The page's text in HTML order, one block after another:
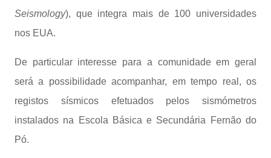
Seismology), que integra mais de 100 universidades
nos EUA.
De particular interesse para a comunidade em geral
será a possibilidade acompanhar, em tempo real, os
registos sísmicos efetuados pelos sismómetros
instalados na Escola Básica e Secundária Fernão do
Pó.